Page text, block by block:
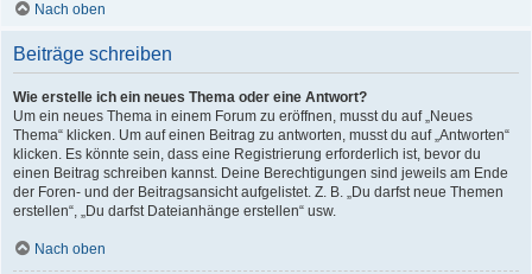
Nach oben
Beiträge schreiben
Wie erstelle ich ein neues Thema oder eine Antwort?
Um ein neues Thema in einem Forum zu eröffnen, musst du auf „Neues
Thema“ klicken. Um auf einen Beitrag zu antworten, musst du auf „Antworten“
klicken. Es könnte sein, dass eine Registrierung erforderlich ist, bevor du
einen Beitrag schreiben kannst. Deine Berechtigungen sind jeweils am Ende
der Foren- und der Beitragsansicht aufgelistet. Z. B. „Du darfst neue Themen
erstellen“, „Du darfst Dateianhänge erstellen“ usw.
Nach oben